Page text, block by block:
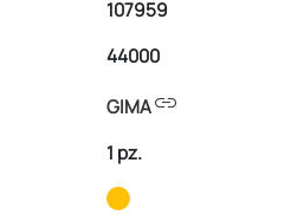
107959
44000
GIMAlink
1 pz.